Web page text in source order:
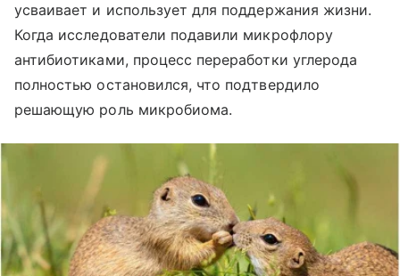
усваивает и использует для поддержания жизни.
Когда исследователи подавили микрофлору
антибиотиками, процесс переработки углерода
полностью остановился, что подтвердило
решающую роль микробиома.